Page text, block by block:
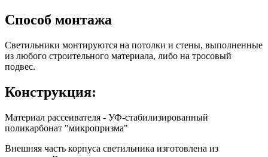
Способ монтажа
Светильники монтируются на потолки и стены, выполненные
из любого строительного материала, либо на тросовый
подвес.
Конструкция:
Материал рассеивателя - УФ-стабилизированный
поликарбонат "микропризма"
Внешняя часть корпуса светильника изготовлена из